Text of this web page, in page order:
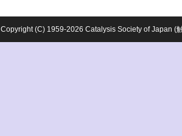
Copyright (C) 1959-2026 Catalysis Society of Japan (